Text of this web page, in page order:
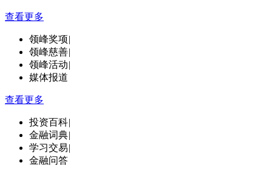
查看更多
领峰奖项|
领峰慈善|
领峰活动|
媒体报道
查看更多
投资百科|
金融词典|
学习交易|
金融问答